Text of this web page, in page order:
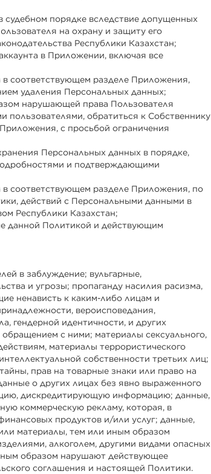
порядке вследствие допущенных
на охрану и защиту его
Республики Казахстан;
в Приложении, включая все
соответствующем разделе Приложения,
удаления Персональных данных;
нарушающей права Пользователя
пользователями, обратиться к Собственнику
с просьбой ограничения
Персональных данных в порядке,
и подтверждающими
соответствующем разделе Приложения, по
действий с Персональными данными в
Республики Казахстан;
данной Политикой и действующим
в заблуждение; вульгарные,
и угрозы; пропаганду насилия расизма,
ненависть к каким-либо лицам и
вероисповедания,
гендерной идентичности, и других
с ними; материалы сексуального,
материалы террористического
собственности третьих лиц;
прав на товарные знаки или право на
о других лицах без явно выраженного
дискредитирующую информацию; данные,
коммерческую рекламу, которая, в
продуктов и/или услуг; данные,
материалы, тем или иным образом
алкоголем, другими видами опасных
образом нарушают действующее
соглашения и настоящей Политики.